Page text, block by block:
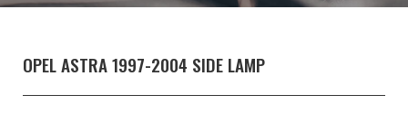
OPEL ASTRA 1997-2004 SIDE LAMP